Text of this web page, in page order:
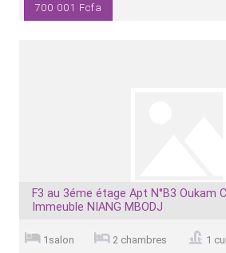
700 001 Fcfa
F3 au 3éme étage Apt N°B3 Oukam
Immeuble NIANG MBODJ
1salon 2 chambres 1